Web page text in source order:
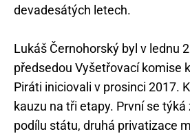
devadesátých letech.
Lukáš Černohorský byl v lednu
předsedou Vyšetřovací komise
Piráti iniciovali v prosinci 2017.
kauzu na tři etapy. První se
podílu státu, druhá privatizace